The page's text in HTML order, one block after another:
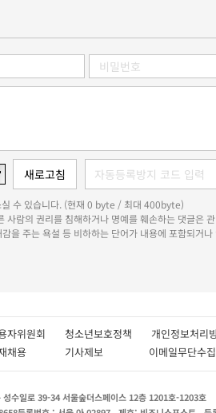
실 수 있습니다. (현재 0 byte / 최대 400byte)
사람의 권리를 침해하거나 명예를 훼손하는 댓글은
을 주는 욕설 등 비하하는 단어가 내용에 포함되거
자위원회 청소년보호정책 개인정보처
채용 기사제보 이메일무단수
성수일로 39-34 서울숲더스페이스 12층 1201호-1203호